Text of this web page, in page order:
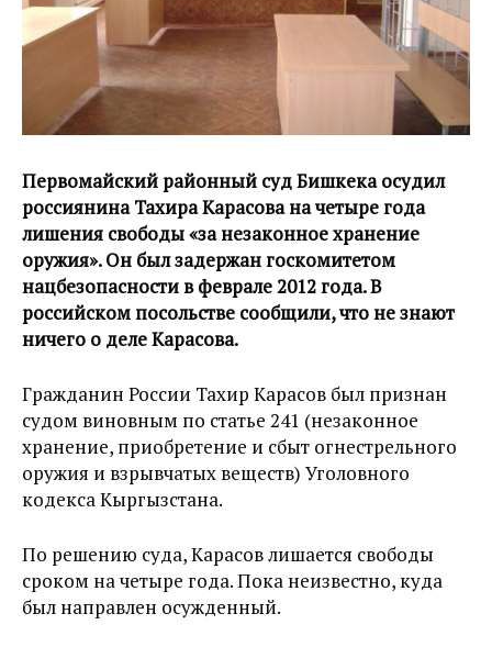
Первомайский районный суд Бишкека осудил
россиянина Тахира Карасова на четыре года
лишения свободы «за незаконное хранение
оружия». Он был задержан госкомитетом
нацбезопасности в феврале 2012 года. В
российском посольстве сообщили, что не знают
ничего о деле Карасова.
Гражданин России Тахир Карасов был признан
судом виновным по статье 241 (незаконное
хранение, приобретение и сбыт огнестрельного
оружия и взрывчатых веществ) Уголовного
кодекса Кыргызстана.
По решению суда, Карасов лишается свободы
сроком на четыре года. Пока неизвестно, куда
был направлен осужденный.